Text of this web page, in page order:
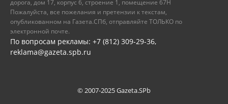
дорога, дом 17, корпус 6, строение 1, помещение 67Н
Пожалуйста, все пожелания и претензии к текстам,
опубликованном на Газета.СПб, отправляйте ТОЛЬКО по
электронной почте.
По вопросам рекламы: +7 (812) 309-29-36,
reklama@gazeta.spb.ru
© 2007-2025 Gazeta.SPb